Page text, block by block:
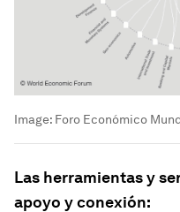
Image: Foro Económico
Las herramientas y
apoyo y conexión: